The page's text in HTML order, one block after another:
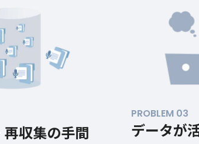
収集の手間
PROBLEM 03
データが